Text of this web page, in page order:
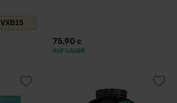
VXB15
75,90 €
AUF LAGER